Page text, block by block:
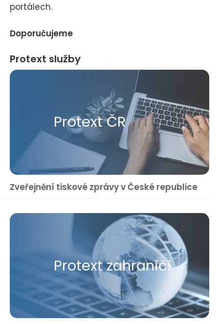
portálech.
Doporučujeme
Protext služby
Protext ČR
Zveřejnění tiskové zprávy v České republice
Protext zahraničí